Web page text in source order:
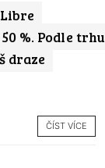
%. Podle trhu
draze
ČÍST VÍCE